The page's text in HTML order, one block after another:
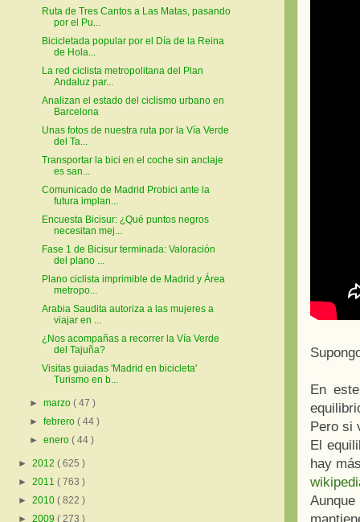
S
En
Pero si
El
hay
Ruta de Tres Cantos a Las Matas, pasando
por el Pu...
Bicicletada popular por el Día de la Reina
de Hola...
La red ciclista metropolitana del Plan
Andaluz par...
Analizan el estado del ciclismo urbano en
Barcelona
Unas fotos de nuestra ruta por la Vía Verde
del Ta...
Transportar la bici en el coche sin anclaje
es san...
Comunicado de Madrid Probici ante la
futura implan...
Encuesta Bicisur: ¿Qué puntos negros
necesitan mej...
Fase 1 de Bicisur terminada: Valoración
del plano ...
Plano ciclista imprimible de Madrid y Área
metropo...
Arabia Saudita autoriza a las mujeres a
viajar en ...
¿Nos acompañas a recorrer la Vía Verde
del Tajuña?
Visitas guiadas 'Madrid en bicicleta'
Turismo en b...
►marzo( 47 )
►febrero( 44 )
►enero( 44 )
► 2012 ( 625 )
► 2011 ( 763 )
► 2010 ( 822 )
► 2009 ( 273 )